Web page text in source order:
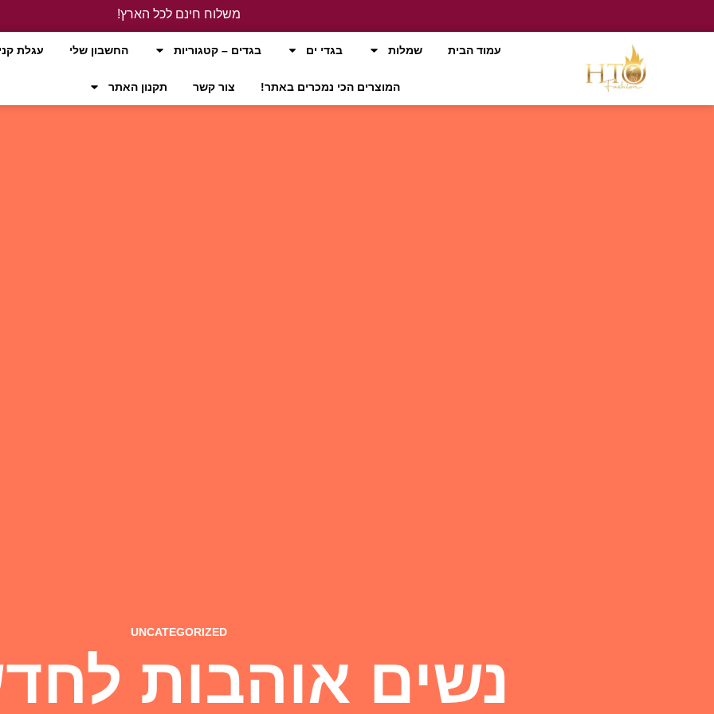
משלוח חינם לכל הארץ!
עמוד הבית
שמלות בגדי ים בגדים – קטגוריות החשבון שלי עגלת
המוצרים הכי נמכרים באתר! צור קשר תקנון האתר
UNCATEGORIZED
נשים אוהבות